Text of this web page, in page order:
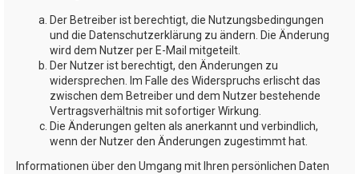
Der Betreiber ist berechtigt, die Nutzungsbedingungen
und die Datenschutzerklärung zu ändern. Die Änderung
wird dem Nutzer per E-Mail mitgeteilt.
Der Nutzer ist berechtigt, den Änderungen zu
widersprechen. Im Falle des Widerspruchs erlischt das
zwischen dem Betreiber und dem Nutzer bestehende
Vertragsverhältnis mit sofortiger Wirkung.
Die Änderungen gelten als anerkannt und verbindlich,
wenn der Nutzer den Änderungen zugestimmt hat.
Informationen über den Umgang mit Ihren persönlichen Daten